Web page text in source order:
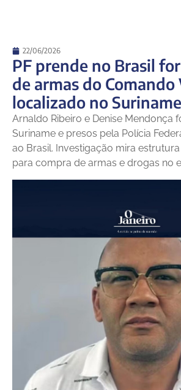
22/06/2026
PF prende no Brasil
de armas do
localizado no Suriname
Arnaldo Ribeiro e Denise Mendonça
Suriname e presos pela Polícia
ao Brasil. Investigação mira
para compra de armas e drogas no